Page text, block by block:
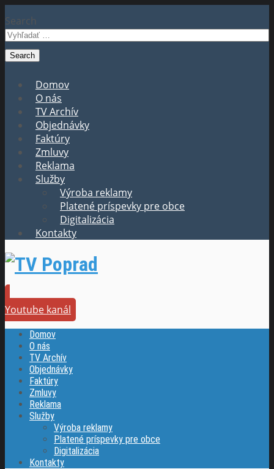
Search
Domov
O nás
TV Archív
Objednávky
Faktúry
Zmluvy
Reklama
Služby
Výroba reklamy
Platené príspevky pre obce
Digitalizácia
Kontakty
Youtube kanál
Domov
O nás
TV Archív
Objednávky
Faktúry
Zmluvy
Reklama
Služby
Výroba reklamy
Platené príspevky pre obce
Digitalizácia
Kontakty